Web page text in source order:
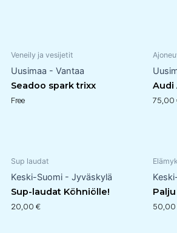
Veneily ja vesijetit
Uusimaa - Vantaa
Seadoo spark trixx
Free
Audi
75,00
Sup laudat
Keski-Suomi - Jyväskylä
Sup-laudat Köhniölle!
20,00 € 50,00